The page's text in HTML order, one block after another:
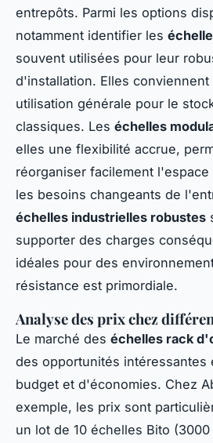
entrepôts. Parmi les options
notamment identifier les
souvent utilisées pour leur
d'installation. Elles
utilisation générale pour le
classiques. Les échelles
elles une flexibilité accrue,
réorganiser facilement
les besoins changeants de
échelles industrielles robustes
supporter des charges
idéales pour des
résistance est primordiale.
Analyse des prix chez
Le marché des échelles rack
des opportunités intéressantes
budget et d'économies. Chez
exemple, les prix sont
un lot de 10 échelles Bito